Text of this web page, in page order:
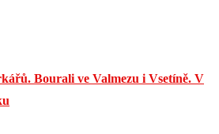
Bourali ve Valmezu i Vsetíně. V